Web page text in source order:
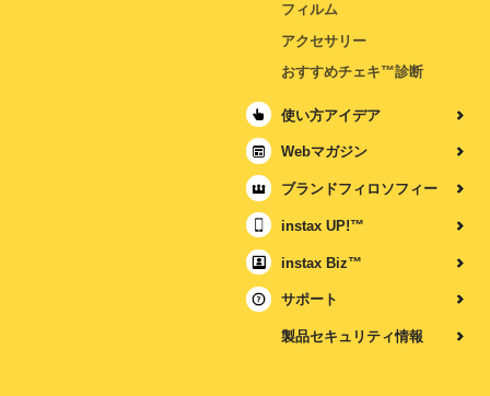
フィルム
アクセサリー
おすすめチェキ™診断
使い方アイデア
Webマガジン
ブランドフィロソフィー
instax UP!™
instax Biz™
サポート
製品セキュリティ情報